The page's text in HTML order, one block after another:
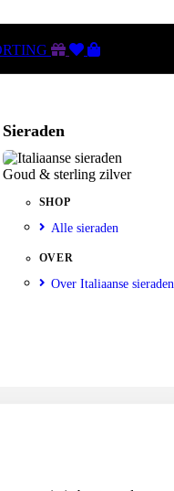
Gutscheine
Wunschliste
Warenkorb
Sieraden
Goud & sterling zilver
SHOP
Alle sieraden
OVER
Over Italiaanse sieraden